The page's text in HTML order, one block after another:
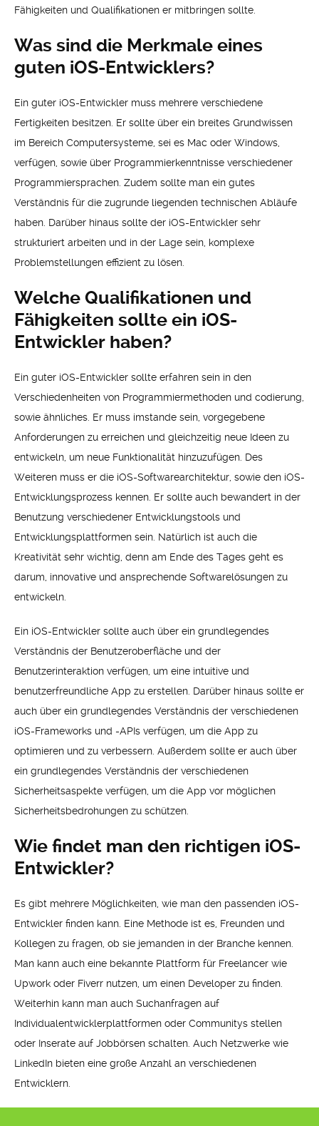
Fähigkeiten und Qualifikationen er mitbringen sollte.
Was sind die Merkmale eines
guten iOS-Entwicklers?
Ein guter iOS-Entwickler muss mehrere verschiedene
Fertigkeiten besitzen. Er sollte über ein breites Grundwissen
im Bereich Computersysteme, sei es Mac oder Windows,
verfügen, sowie über Programmierkenntnisse verschiedener
Programmiersprachen. Zudem sollte man ein gutes
Verständnis für die zugrunde liegenden technischen Abläufe
haben. Darüber hinaus sollte der iOS-Entwickler sehr
strukturiert arbeiten und in der Lage sein, komplexe
Problemstellungen effizient zu lösen.
Welche Qualifikationen und
Fähigkeiten sollte ein iOS-
Entwickler haben?
Ein guter iOS-Entwickler sollte erfahren sein in den
Verschiedenheiten von Programmiermethoden und codierung,
sowie ähnliches. Er muss imstande sein, vorgegebene
Anforderungen zu erreichen und gleichzeitig neue Ideen zu
entwickeln, um neue Funktionalität hinzuzufügen. Des
Weiteren muss er die iOS-Softwarearchitektur, sowie den iOS-
Entwicklungsprozess kennen. Er sollte auch bewandert in der
Benutzung verschiedener Entwicklungstools und
Entwicklungsplattformen sein. Natürlich ist auch die
Kreativität sehr wichtig, denn am Ende des Tages geht es
darum, innovative und ansprechende Softwarelösungen zu
entwickeln.
Ein iOS-Entwickler sollte auch über ein grundlegendes
Verständnis der Benutzeroberfläche und der
Benutzerinteraktion verfügen, um eine intuitive und
benutzerfreundliche App zu erstellen. Darüber hinaus sollte er
auch über ein grundlegendes Verständnis der verschiedenen
iOS-Frameworks und -APIs verfügen, um die App zu
optimieren und zu verbessern. Außerdem sollte er auch über
ein grundlegendes Verständnis der verschiedenen
Sicherheitsaspekte verfügen, um die App vor möglichen
Sicherheitsbedrohungen zu schützen.
Wie findet man den richtigen iOS-
Entwickler?
Es gibt mehrere Möglichkeiten, wie man den passenden iOS-
Entwickler finden kann. Eine Methode ist es, Freunden und
Kollegen zu fragen, ob sie jemanden in der Branche kennen.
Man kann auch eine bekannte Plattform für Freelancer wie
Upwork oder Fiverr nutzen, um einen Developer zu finden.
Weiterhin kann man auch Suchanfragen auf
Individualentwicklerplattformen oder Communitys stellen
oder Inserate auf Jobbörsen schalten. Auch Netzwerke wie
LinkedIn bieten eine große Anzahl an verschiedenen
Entwicklern.